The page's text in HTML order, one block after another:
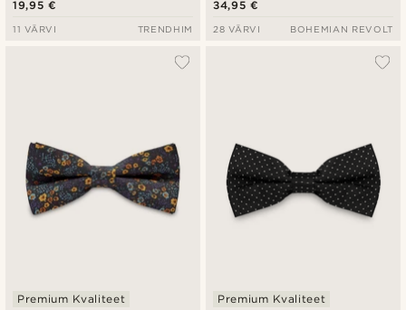
19,95 €
11 VÄRVI TRENDHIM
34,95 €
28 VÄRVI BOHEMIAN REVOLT
Premium Kvaliteet Premium Kvaliteet